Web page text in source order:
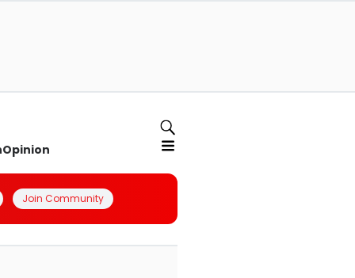
Opinion
Join Community